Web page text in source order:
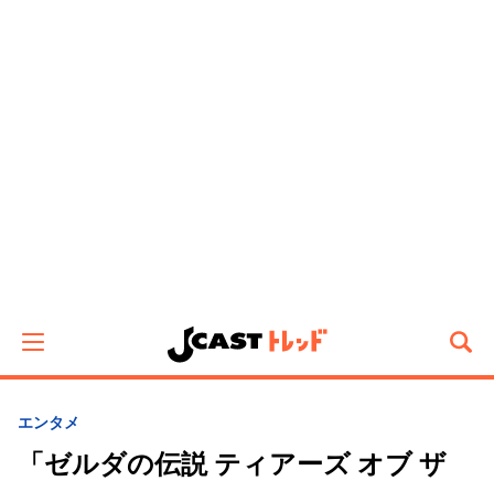
エンタメ
「ゼルダの伝説 ティアーズ オブ ザ